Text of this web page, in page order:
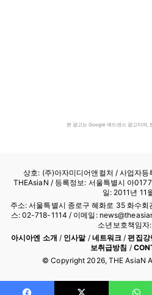
본 광고는 Google 애드센스 광고이며,
상호: (주)아자미디어앤컬처 /사업자
THEAsiaN / 등록정보: 서울특별시 아
일: 2011년 11
주소: 서울특별시 종로구 혜화로 35 화수
스: 02-718-1114 / 이메일:
소년보호책임자
아시아엔 소개 / 인사말/ 네트워크 /편집강
보취급방침 /
© Copyright 2026, THE AsiaN